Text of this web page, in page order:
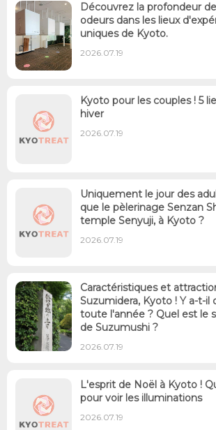
Découvrez la profondeur
odeurs dans les lieux
uniques de Kyoto.
2026.07.19
Kyoto pour les couples ! 5
hiver
2026.07.19
Uniquement le jour des
que le pèlerinage Senzan
temple Senyuji, à Kyoto ?
2026.07.19
Caractéristiques et
Suzumidera, Kyoto ! Y a-t-il
toute l'année ? Quel est le
de Suzumushi ?
2026.07.19
L'esprit de Noël à Kyoto !
pour voir les illuminations
2026.07.19